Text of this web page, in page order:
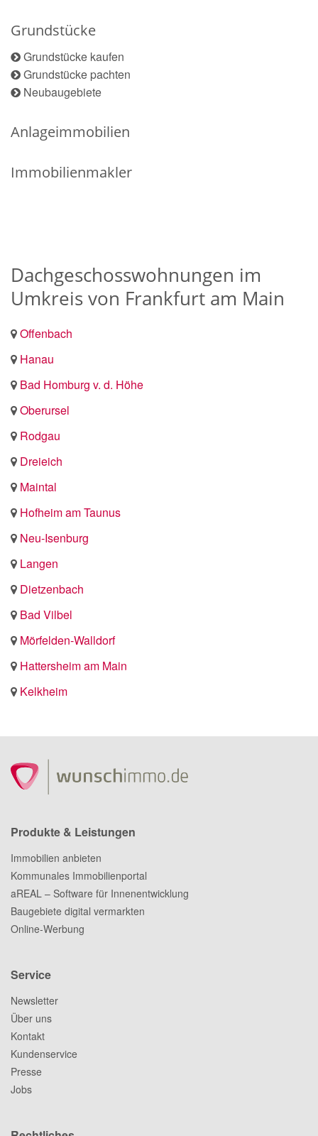
Grundstücke
Grundstücke kaufen
Grundstücke pachten
Neubaugebiete
Anlageimmobilien
Immobilienmakler
Dachgeschosswohnungen im
Umkreis von Frankfurt am Main
Offenbach
Hanau
Bad Homburg v. d. Höhe
Oberursel
Rodgau
Dreieich
Maintal
Hofheim am Taunus
Neu-Isenburg
Langen
Dietzenbach
Bad Vilbel
Mörfelden-Walldorf
Hattersheim am Main
Kelkheim
Produkte & Leistungen
Immobilien anbieten
Kommunales Immobilienportal
aREAL – Software für Innenentwicklung
Baugebiete digital vermarkten
Online-Werbung
Service
Newsletter
Über uns
Kontakt
Kundenservice
Presse
Jobs